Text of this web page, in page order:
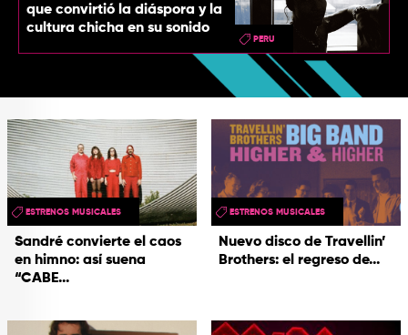
que convirtió la diáspora y la
cultura chicha en su sonido
PERU
Sandré convierte el caos
en himno: así suena
“CABE...
ESTRENOS MUSICALES
Nuevo disco de Travellin’
Brothers: el regreso de...
ESTRENOS MUSICALES